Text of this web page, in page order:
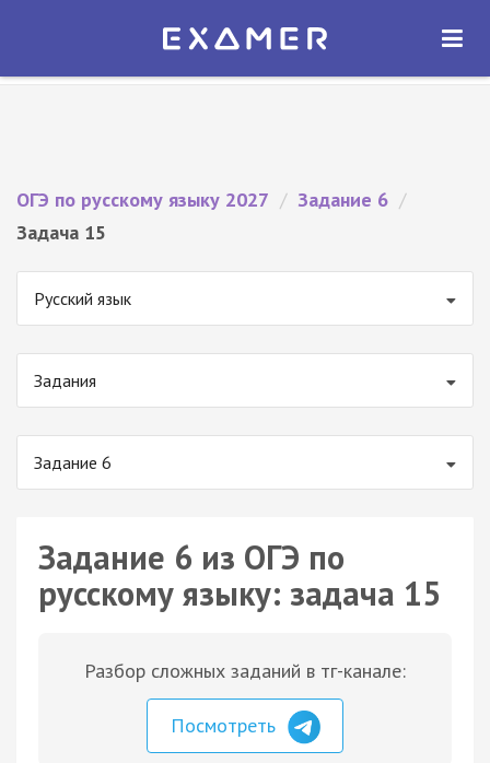
Экзамер — ЕГЭ 2027
ОТКРЫТЬ
ОГЭ по русскому языку 2027 / Задание 6 /
Задача 15
Русский язык
Задания
Задание 6
Задание 6 из ОГЭ по
русскому языку: задача 15
Разбор сложных заданий в тг-канале:
Посмотреть